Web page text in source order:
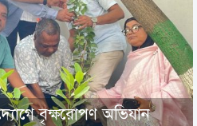
বৃক্ষরোপণ অভিযান